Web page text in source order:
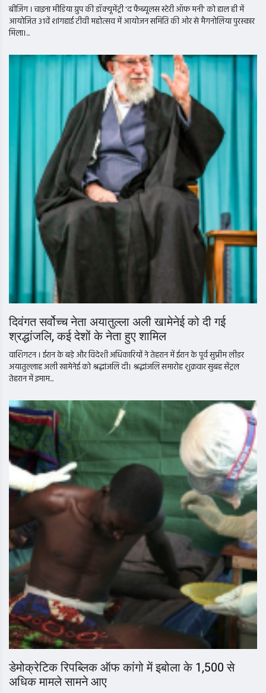
बीजिंग । चाइना मीडिया ग्रुप की डॉक्यूमेंट्री 'द फैब्यूलस स्टेरी ऑफ मनी' को हाल ही में
आयोजित 31वें शांगहाई टीवी महोत्सव में आयोजन समिति की ओर से मैगनोलिया पुरस्कार
मिला।...
दिवंगत सर्वोच्च नेता अयातुल्ला अली खामेनेई को दी गई
श्रद्धांजलि, कई देशों के नेता हुए शामिल
वाशिंगटन । ईरान के बड़े और विदेशी अधिकारियों ने तेहरान में ईरान के पूर्व सुप्रीम लीडर
अयातुल्लाह अली खामेनेई को श्रद्धांजलि दी। श्रद्धांजलि समारोह शुक्रवार सुबह सेंट्रल
तेहरान में इमाम...
डेमोक्रेटिक रिपब्लिक ऑफ कांगो में इबोला के 1,500 से
अधिक मामले सामने आए